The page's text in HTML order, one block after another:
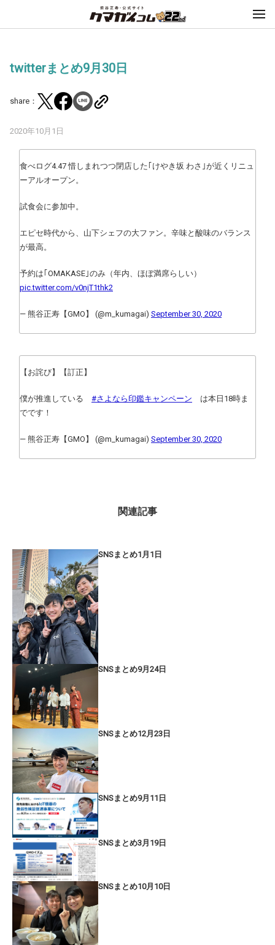
twitterまとめ9月30日
share：
2020年10月1日
食べログ4.47 惜しまれつつ閉店した｢けやき坂 わさ｣が近くリニュ
ーアルオープン。
試食会に参加中。
エピセ時代から、山下シェフの大ファン。辛味と酸味のバランス
が最高。
予約は｢OMAKASE｣のみ（年内、ほぼ満席らしい）
pic.twitter.com/v0njT1thk2
— 熊谷正寿【GMO】 (@m_kumagai) September 30, 2020
【お詫び】【訂正】
僕が推進している #さよなら印鑑キャンペーン は本日18時ま
でです！
— 熊谷正寿【GMO】 (@m_kumagai) September 30, 2020
関連記事
SNSまとめ1月1日
SNSまとめ9月24日
SNSまとめ12月23日
SNSまとめ9月11日
SNSまとめ3月19日
SNSまとめ10月10日